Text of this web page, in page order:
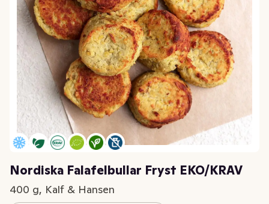
Nordiska Falafelbullar Fryst EKO/KRAV
400 g, Kalf & Hansen